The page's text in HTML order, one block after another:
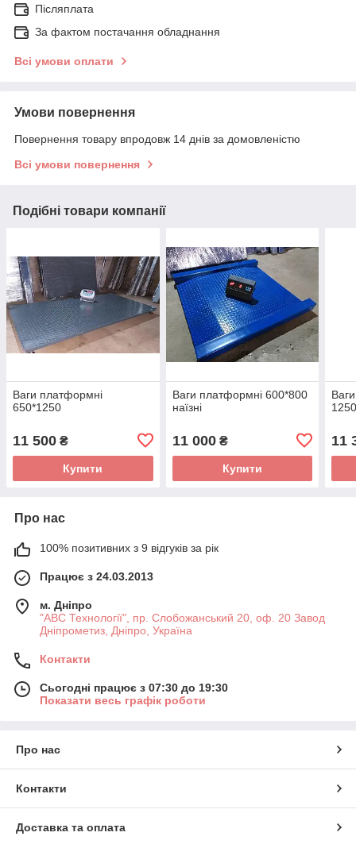
Післяплата
За фактом постачання обладнання
Всі умови оплати
Умови повернення
Повернення товару впродовж 14 днів за домовленістю
Всі умови повернення
Подібні товари компанії
Ваги платформні
650*1250
11 500 ₴
Купити
Ваги платформні 600*800
наїзні
11 000₴
Купити
11
Про нас
100% позитивних з 9 відгуків за рік
Працює з 24.03.2013
м. Дніпро
"АВС Технології", пр. Слобожанський 20, оф. 20 Завод
Дніпрометиз, Дніпро, Україна
Контакти
Сьогодні працює з 07:30 до 19:30
Показати весь графік роботи
Про нас
Контакти
Доставка та оплата